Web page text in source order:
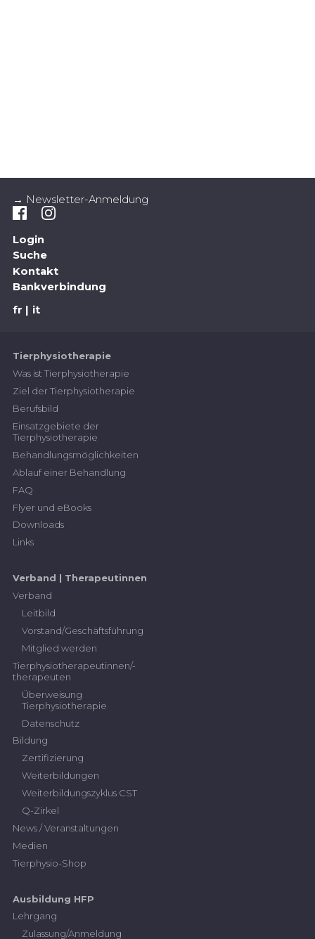
→ Newsletter-Anmeldung
Login
Suche
Kontakt
Bankverbindung
fr
it
Tierphysiotherapie
Was ist Tierphysiotherapie
Ziel der Tierphysiotherapie
Berufsbild
Einsatzgebiete der
Tierphysiotherapie
Behandlungsmöglichkeiten
Ablauf einer Behandlung
FAQ
Flyer und eBooks
Downloads
Links
Verband | Therapeutinnen
Verband
Leitbild
Vorstand/Geschäftsführung
Mitglied werden
Tierphysiotherapeutinnen/-
therapeuten
Überweisung
Tierphysiotherapie
Datenschutz
Bildung
Zertifizierung
Weiterbildungen
Weiterbildungszyklus CST
Q-Zirkel
News / Veranstaltungen
Medien
Tierphysio-Shop
Ausbildung HFP
Lehrgang
Zulassung/Anmeldung